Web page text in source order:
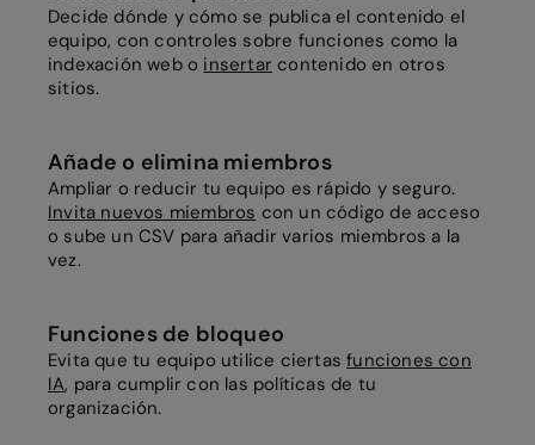
Decide dónde y cómo se publica el contenido el
equipo, con controles sobre funciones como la
indexación web o insertar contenido en otros
sitios.
Añade o elimina miembros
Ampliar o reducir tu equipo es rápido y seguro.
Invita nuevos miembros con un código de acceso
o sube un CSV para añadir varios miembros a la
vez.
Funciones de bloqueo
Evita que tu equipo utilice ciertasfunciones con
IA, para cumplir con las políticas de tu
organización.